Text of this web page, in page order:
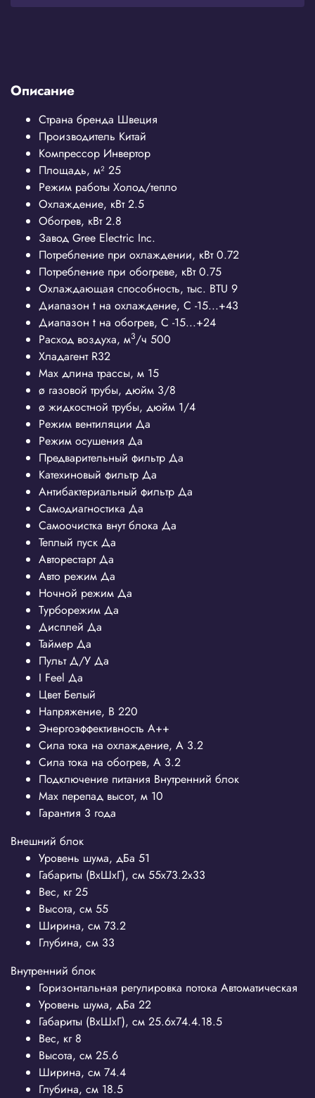
Описание
Страна бренда Швеция
Производитель Китай
Компрессор Инвертор
Площадь, м² 25
Режим работы Холод/тепло
Охлаждение, кВт 2.5
Обогрев, кВт 2.8
Завод Gree Electric Inc.
Потребление при охлаждении, кВт 0.72
Потребление при обогреве, кВт 0.75
Охлаждающая способность, тыс. BTU 9
Диапазон t на охлаждение, С -15...+43
Диапазон t на обогрев, С -15...+24
Расход воздуха, м3/ч 500
Хладагент R32
Max длина трассы, м 15
ø газовой трубы, дюйм 3/8
ø жидкостной трубы, дюйм 1/4
Режим вентиляции Да
Режим осушения Да
Предварительный фильтр Да
Катехиновый фильтр Да
Антибактериальный фильтр Да
Самодиагностика Да
Самоочистка внут блока Да
Теплый пуск Да
Авторестарт Да
Авто режим Да
Ночной режим Да
Турборежим Да
Дисплей Да
Таймер Да
Пульт Д/У Да
I Feel Да
Цвет Белый
Напряжение, В 220
Энергоэффективность A++
Сила тока на охлаждение, А 3.2
Сила тока на обогрев, А 3.2
Подключение питания Внутренний блок
Max перепад высот, м 10
Гарантия 3 года
Внешний блок
Уровень шума, дБа 51
Габариты (ВхШхГ), см 55x73.2x33
Вес, кг25
Высота, см 55
Ширина, см 73.2
Глубина, см 33
Внутренний блок
Горизонтальная регулировка потока Автоматическая
Уровень шума, дБа 22
Габариты (ВхШхГ), см 25.6x74.4.18.5
Вес, кг 8
Высота, см 25.6
Ширина, см 74.4
Глубина, см 18.5